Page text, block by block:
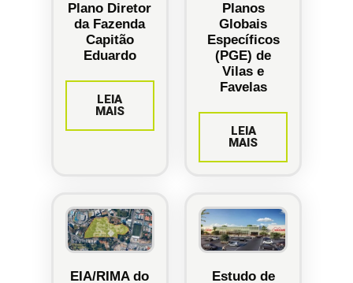
Plano Diretor
da Fazenda
Capitão
Eduardo
LEIA
MAIS
Planos
Globais
Específicos
(PGE) de
Vilas e
Favelas
LEIA
MAIS
EIA/RIMA do
Estudo de